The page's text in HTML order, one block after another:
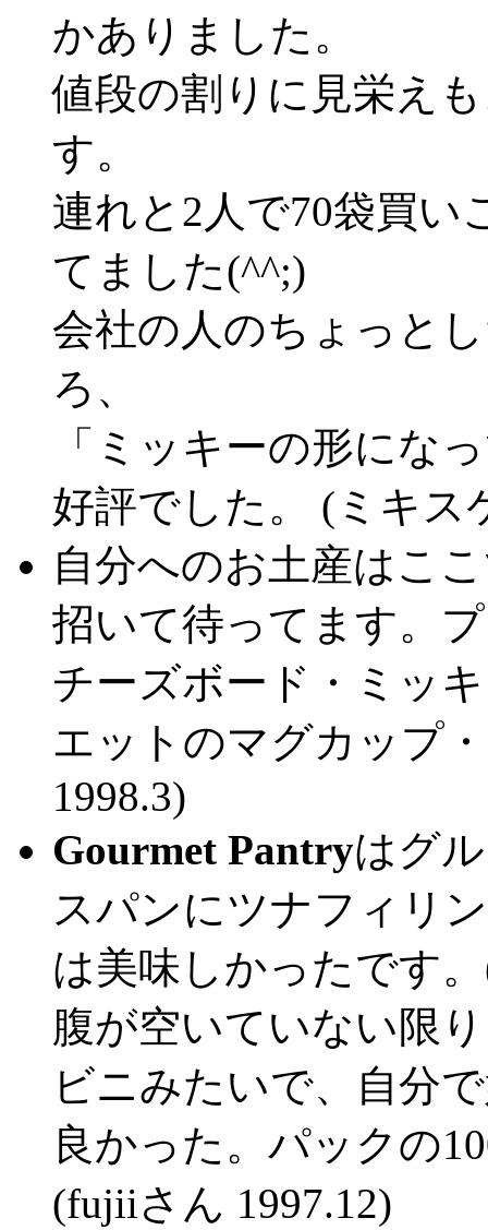
かありました。
値段の割りに見栄え
す。
連れと2人で70袋買い
てました(^^;)
会社の人のちょっと
ろ、
「ミッキーの形にな
好評でした。 (ミキス
自分へのお土産はこ
招いて待ってます。
チーズボード・ミッ
エットのマグカップ
1998.3)
Gourmet Pantryはグ
スパンにツナフィリ
は美味しかったです
腹が空いていない限
ビニみたいで、自分
良かった。パックの
(fujiiさん 1997.12)